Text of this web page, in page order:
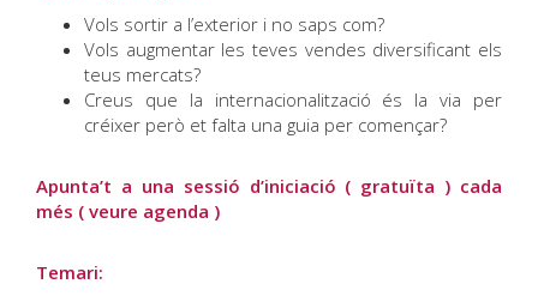
Vols sortir a l’exterior i no saps com?
Vols augmentar les teves vendes diversificant els
teus mercats?
Creus que la internacionalització és la via per
créixer però et falta una guia per començar?
Apunta’t a una sessió d’iniciació ( gratuïta ) cada
més ( veure agenda )
Temari: